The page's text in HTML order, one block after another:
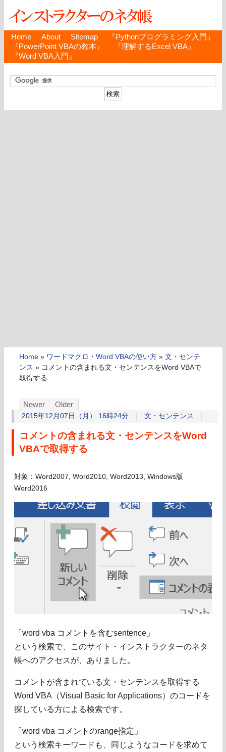
Home About Sitemap
『Pythonプログラミング入門』
『PowerPoint VBAの教本』
『理解するExcel VBA』
『Word VBA入門』
Home » ワードマクロ・Word VBAの使い方 » 文・センテ
ンス » コメントの含まれる文・センテンスをWord VBAで
取得する
Newer Older
2015年12月07日（月） 16時24分 文・センテンス
コメントの含まれる文・センテンスをWord
VBAで取得する
対象：Word2007, Word2010, Word2013, Windows版
Word2016
「word vba コメントを含むsentence」
という検索で、このサイト・インストラクターのネタ
帳へのアクセスが、ありました。
コメントが含まれている文・センテンスを取得する
Word VBA（Visual Basic for Applications）のコードを
探している方による検索です。
「word vba コメントのrange指定」
という検索キーワードも、同じようなコードを求めて